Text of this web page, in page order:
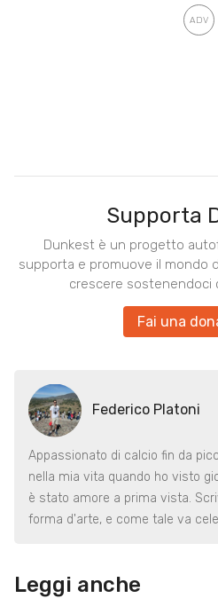
Supporta
Dunkest è un progetto
supporta e promuove il mondo
crescere sostenendoci
Fai una
Federico Platoni
Appassionato di calcio fin da
nella mia vita quando ho visto
è stato amore a prima vista.
forma d'arte, e come tale va
Leggi anche